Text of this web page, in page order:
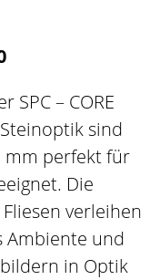
SPC – CORE
sind
mm perfekt für
Die
verleihen
Ambiente und
in Optik